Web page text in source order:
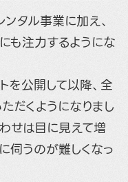
タル事業に加え、
注力するようにな
を公開して以降、全
だくようになりまし
せは目に見えて増
伺うのが難しくなっ